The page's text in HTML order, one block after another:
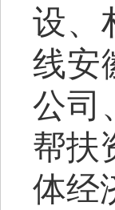
设、
线安
公司
帮扶
体经